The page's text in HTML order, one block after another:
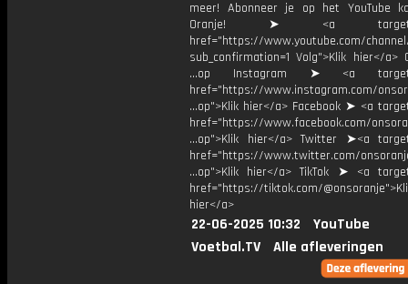
meer! Abonneer je op het YouTube
Oranje! ➤ <a
href="https://www.youtube.com/channel/
sub_confirmation=1 Volg">Klik hier</a>
...op Instagram ➤ <a
href="https://www.instagram.com/
...op">Klik hier</a> Facebook ➤ <a
href="https://www.facebook.com/
...op">Klik hier</a> Twitter ➤<a
href="https://www.twitter.com/
...op">Klik hier</a> TikTok ➤ <a
href="https://tiktok.com/
hier</a>
22-06-2025 10:32
YouTube
Voetbal.TV
Alle afleveringen